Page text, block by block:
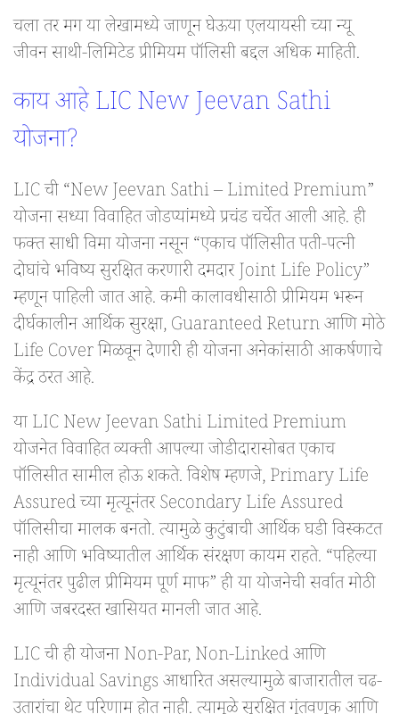
चला तर मग या लेखामध्ये जाणून घेऊया एलयायसी च्या न्यू
जीवन साथी-लिमिटेड प्रीमियम पॉलिसी बद्दल अधिक माहिती.
काय आहे LIC New Jeevan Sathi
योजना?
LIC ची “New Jeevan Sathi – Limited Premium”
योजना सध्या विवाहित जोडप्यांमध्ये प्रचंड चर्चेत आली आहे. ही
फक्त साधी विमा योजना नसून “एकाच पॉलिसीत पती-पत्नी
दोघांचे भविष्य सुरक्षित करणारी दमदार Joint Life Policy”
म्हणून पाहिली जात आहे. कमी कालावधीसाठी प्रीमियम भरून
दीर्घकालीन आर्थिक सुरक्षा, Guaranteed Return आणि मोठे
Life Cover मिळवून देणारी ही योजना अनेकांसाठी आकर्षणाचे
केंद्र ठरत आहे.
या LIC New Jeevan Sathi Limited Premium
योजनेत विवाहित व्यक्ती आपल्या जोडीदारासोबत एकाच
पॉलिसीत सामील होऊ शकते. विशेष म्हणजे, Primary Life
Assured च्या मृत्यूनंतर Secondary Life Assured
पॉलिसीचा मालक बनतो. त्यामुळे कुटुंबाची आर्थिक घडी विस्कटत
नाही आणि भविष्यातील आर्थिक संरक्षण कायम राहते. “पहिल्या
मृत्यूनंतर पुढील प्रीमियम पूर्ण माफ” ही या योजनेची सर्वात मोठी
आणि जबरदस्त खासियत मानली जात आहे.
LIC ची ही योजना Non-Par, Non-Linked आणि
Individual Savings आधारित असल्यामुळे बाजारातील चढ-